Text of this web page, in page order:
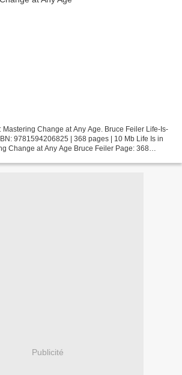
Mastering Change at Any Age. Bruce Feiler Life-Is-
9781594206825 | 368 pages | 10 Mb Life Is in
Change at Any Age Bruce Feiler Page: 368
Publicité